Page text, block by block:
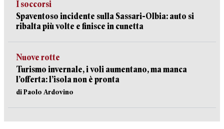
I soccorsi
Spaventoso incidente sulla Sassari-Olbia: auto si
ribalta più volte e finisce in cunetta
Nuove rotte
Turismo invernale, i voli aumentano, ma manca
l’offerta: l’isola non è pronta
di Paolo Ardovino